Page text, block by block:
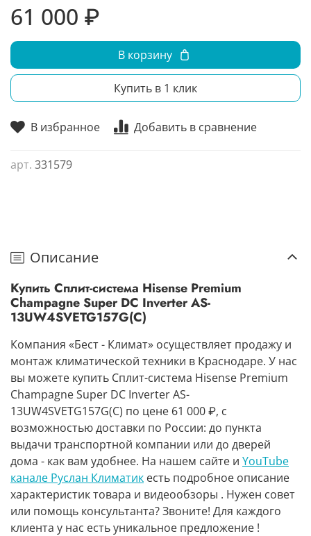
В избранное Добавить в сравнение
арт. 331579
61 000 ₽
В корзину
Купить в 1 клик
Описание
Купить Сплит-система Hisense Premium
Champagne Super DC Inverter AS-
13UW4SVETG157G(С)
Компания «Бест - Климат» осуществляет продажу и
монтаж климатической техники в Краснодаре. У нас
вы можете купить Сплит-система Hisense Premium
Champagne Super DC Inverter AS-
13UW4SVETG157G(С) по цене 61 000 ₽, с
возможностью доставки по России: до пункта
выдачи транспортной компании или до дверей
дома - как вам удобнее. На нашем сайте и YouTube
канале Руслан Климатик есть подробное описание
характеристик товара и видеообзоры . Нужен совет
или помощь консультанта? Звоните! Для каждого
клиента у нас есть уникальное предложение !